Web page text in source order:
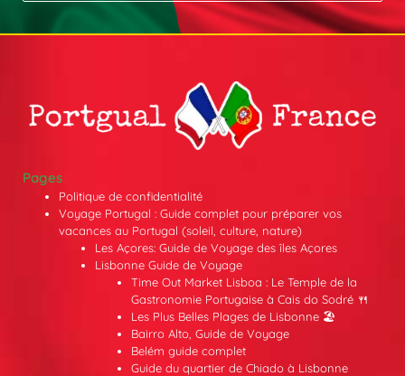
Pages
Politique de confidentialité
Voyage Portugal : Guide complet pour préparer vos
vacances au Portugal (soleil, culture, nature)
Les Açores: Guide de Voyage des îles Açores
Lisbonne Guide de Voyage
Time Out Market Lisboa : Le Temple de la
Gastronomie Portugaise à Cais do Sodré 🍴
Les Plus Belles Plages de Lisbonne 🏖️
Bairro Alto, Guide de Voyage
Belém guide complet
Guide du quartier de Chiado à Lisbonne